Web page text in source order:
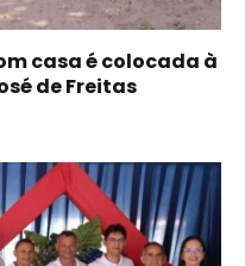
casa é colocada à
de Freitas